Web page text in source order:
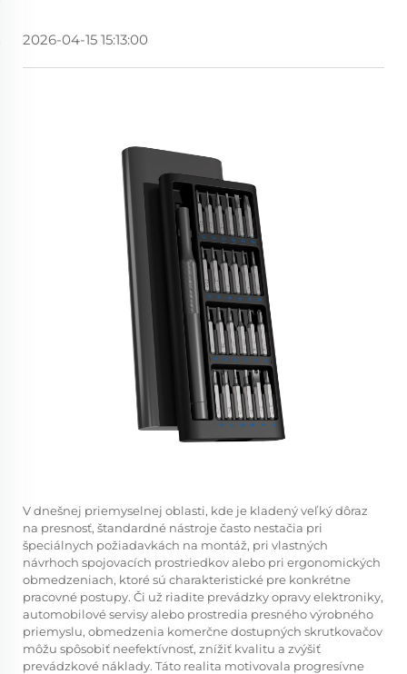
2026-04-15 15:13:00
V dnešnej priemyselnej oblasti, kde je kladený veľký dôraz
na presnosť, štandardné nástroje často nestačia pri
špeciálnych požiadavkách na montáž, pri vlastných
návrhoch spojovacích prostriedkov alebo pri ergonomických
obmedzeniach, ktoré sú charakteristické pre konkrétne
pracovné postupy. Či už riadite prevádzky opravy elektroniky,
automobilové servisy alebo prostredia presného výrobného
priemyslu, obmedzenia komerčne dostupných skrutkovačov
môžu spôsobiť neefektívnosť, znížiť kvalitu a zvýšiť
prevádzkové náklady. Táto realita motivovala progresívne